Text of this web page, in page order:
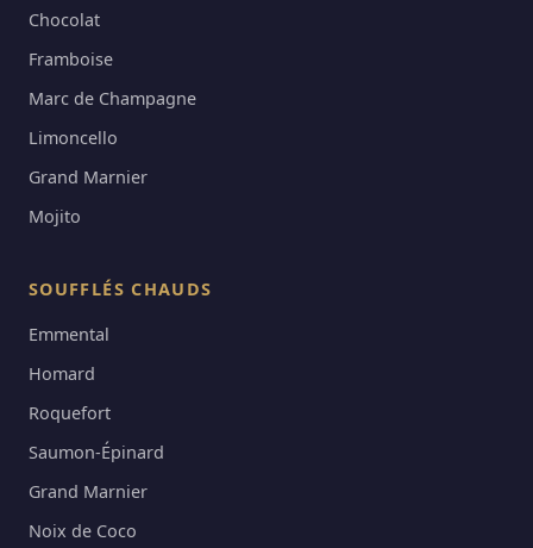
Chocolat
Framboise
Marc de Champagne
Limoncello
Grand Marnier
Mojito
SOUFFLÉS CHAUDS
Emmental
Homard
Roquefort
Saumon-Épinard
Grand Marnier
Noix de Coco